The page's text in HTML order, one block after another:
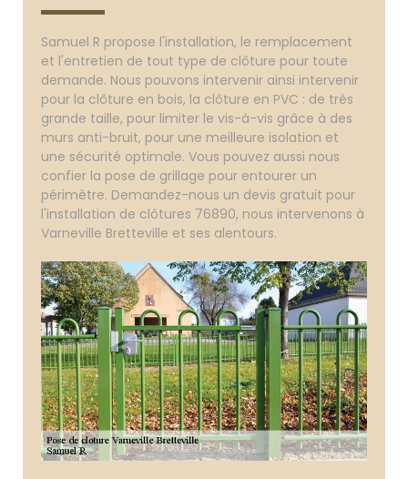
Samuel R propose l'installation, le remplacement
et l'entretien de tout type de clôture pour toute
demande. Nous pouvons intervenir ainsi intervenir
pour la clôture en bois, la clôture en PVC : de très
grande taille, pour limiter le vis-à-vis grâce à des
murs anti-bruit, pour une meilleure isolation et
une sécurité optimale. Vous pouvez aussi nous
confier la pose de grillage pour entourer un
périmètre. Demandez-nous un devis gratuit pour
l'installation de clôtures 76890, nous intervenons à
Varneville Bretteville et ses alentours.